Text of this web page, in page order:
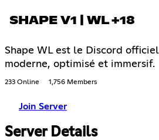
SHAPE V1 | WL +18
Shape WL est le Discord officiel
moderne, optimisé et immersif.
233 Online 1,756 Members
Join Server
Server Details